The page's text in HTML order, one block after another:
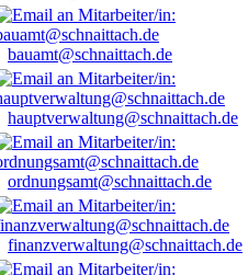
bauamt@schnaittach.de
hauptverwaltung@schnaittach.de
ordnungsamt@schnaittach.de
finanzverwaltung@schnaittach.de